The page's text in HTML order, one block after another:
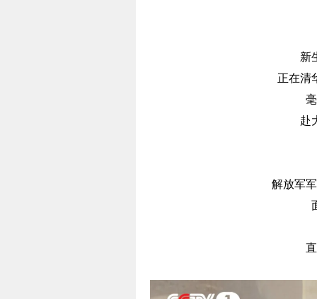
新
正在清
赴
解放军